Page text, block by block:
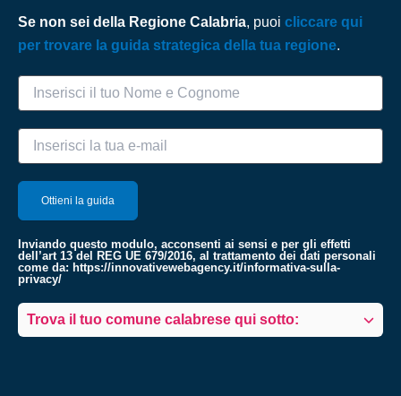
Se non sei della Regione Calabria, puoi cliccare qui
per trovare la guida strategica della tua regione.
Inviando questo modulo, acconsenti ai sensi e per gli effetti
dell’art 13 del REG UE 679/2016, al trattamento dei dati personali
come da: https://innovativewebagency.it/informativa-sulla-
privacy/
Trova il tuo comune calabrese qui sotto: